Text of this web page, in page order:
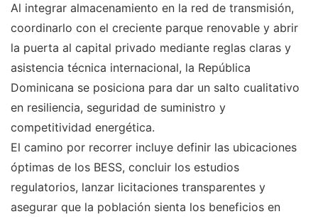
Al integrar almacenamiento en la red de transmisión,
coordinarlo con el creciente parque renovable y abrir
la puerta al capital privado mediante reglas claras y
asistencia técnica internacional, la República
Dominicana se posiciona para dar un salto cualitativo
en resiliencia, seguridad de suministro y
competitividad energética.
El camino por recorrer incluye definir las ubicaciones
óptimas de los BESS, concluir los estudios
regulatorios, lanzar licitaciones transparentes y
asegurar que la población sienta los beneficios en